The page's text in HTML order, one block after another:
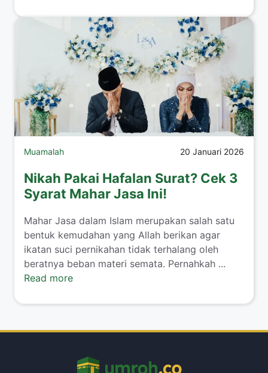
Muamalah 20 Januari 2026
Nikah Pakai Hafalan Surat? Cek 3
Syarat Mahar Jasa Ini!
​Mahar Jasa dalam Islam merupakan salah satu
bentuk kemudahan yang Allah berikan agar
ikatan suci pernikahan tidak terhalang oleh
beratnya beban materi semata. Pernahkah ...
Read more